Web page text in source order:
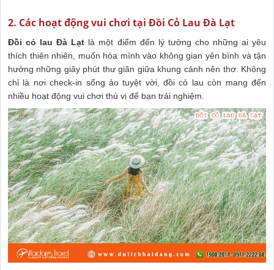
2. Các hoạt động vui chơi tại Đồi Cỏ Lau Đà Lạt
Đồi cỏ lau Đà Lạt là một điểm đến lý tưởng cho những ai yêu
thích thiên nhiên, muốn hòa mình vào không gian yên bình và tận
hưởng những giây phút thư giãn giữa khung cảnh nên thơ. Không
chỉ là nơi check-in sống ảo tuyệt vời, đồi cỏ lau còn mang đến
nhiều hoạt động vui chơi thú vị để bạn trải nghiệm.